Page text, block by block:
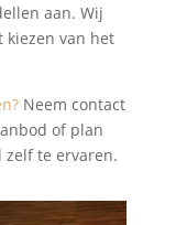
aan. Wij
kiezen van het
Neem contact
of plan
zelf te ervaren.